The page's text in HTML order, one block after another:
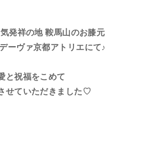
発祥の地 鞍馬山のお膝元
ーヴァ京都アトリエにて♪
と祝福をこめて
せていただきました♡